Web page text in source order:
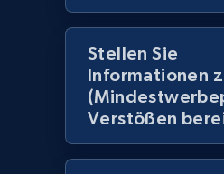
2.1K+ 375+
Amazon products global
products by best sellers
Stellen Sie
Informationen
Verstößen